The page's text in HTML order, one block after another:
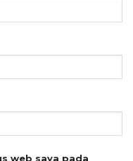
web saya pada